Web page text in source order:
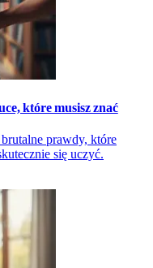
które musisz znać
prawdy, które
się uczyć.